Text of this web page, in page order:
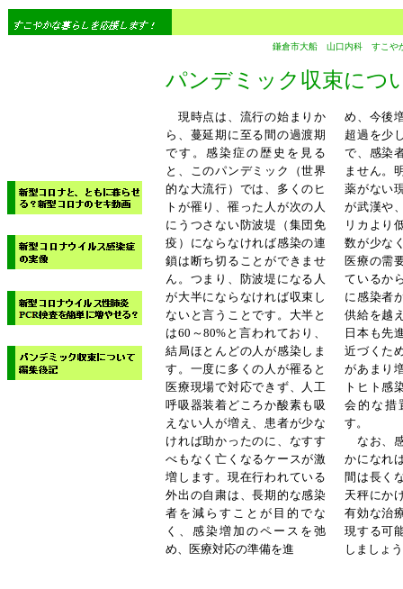
鎌倉市大船 山口内科 すこや
パンデミック収束につ
現時点は、流行の始まりか
ら、蔓延期に至る間の過渡期
です。感染症の歴史を見る
と、このパンデミック（世界
的な大流行）では、多くのヒ
トが罹り、罹った人が次の人
にうつさない防波堤（集団免
疫）にならなければ感染の連
鎖は断ち切ることができませ
ん。つまり、防波堤になる人
が大半にならなければ収束し
ないと言うことです。大半と
は60 ～80% と言われており、
結局ほとんどの人が感染しま
す。一度に多くの人が罹ると
医療現場で対応できず、人工
呼吸器装着どころか酸素も吸
えない人が増え、患者が少な
ければ助かったのに、なすす
べもなく亡くなるケースが激
増します。現在行われている
外出の自粛は、長期的な感染
者を減らすことが目的でな
く、感染増加のペースを弛
め、医療対応の準備を進
め、今後
超過を少
で、感染
ません。
薬がない
が武漢や
リカより
数が少な
医療の需
ているか
に感染者
供給を越
日本も先
近づくた
があまり
トヒト感
会的な措
す。
なお、
かになれ
間は長く
天秤にか
有効な治
現する可
しましょ